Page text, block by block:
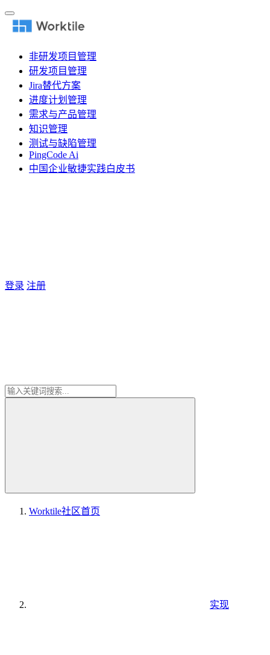
非研发项目管理
研发项目管理
Jira替代方案
进度计划管理
需求与产品管理
知识管理
测试与缺陷管理
PingCode Ai
中国企业敏捷实践白皮书
登录 注册
Worktile社区首页
实现